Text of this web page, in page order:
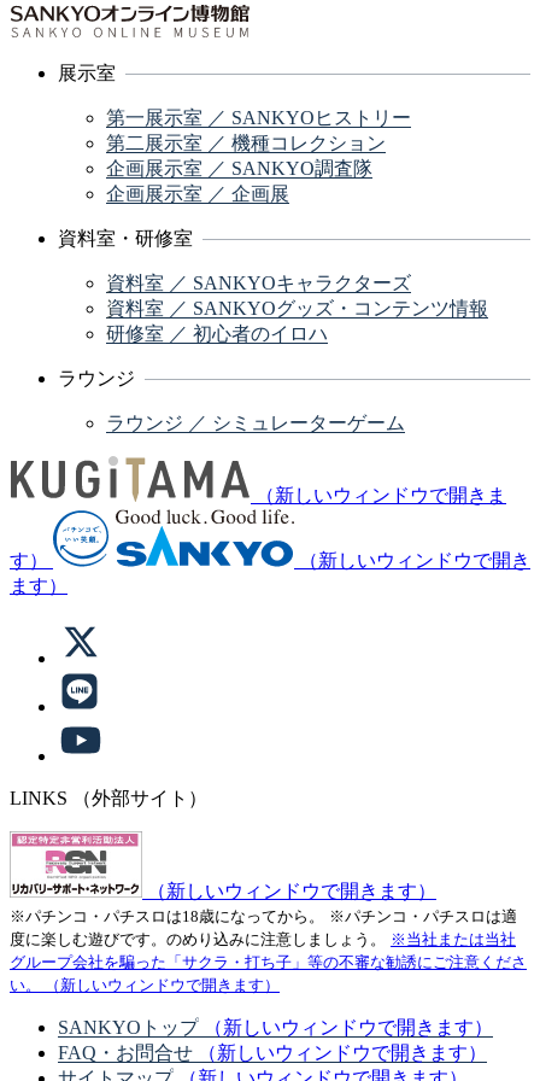
展示室
第一展示室 ／ SANKYOヒストリー
第二展示室 ／ 機種コレクション
企画展示室 ／ SANKYO調査隊
企画展示室 ／ 企画展
資料室・研修室
資料室 ／ SANKYOキャラクターズ
資料室 ／ SANKYOグッズ・コンテンツ情報
研修室 ／ 初心者のイロハ
ラウンジ
ラウンジ ／ シミュレーターゲーム
（新しいウィンドウで開きま
す）
（新しいウィンドウで開き
ます）
LINKS （外部サイト）
（新しいウィンドウで開きます）
※パチンコ・パチスロは18歳になってから。
※パチンコ・パチスロは適
度に楽しむ遊びです。のめり込みに注意しましょう。
※当社または当社
グループ会社を騙った「サクラ・打ち子」等の不審な勧誘にご注意くださ
い。
（新しいウィンドウで開きます）
SANKYOトップ
（新しいウィンドウで開きます）
FAQ・お問合せ
（新しいウィンドウで開きます）